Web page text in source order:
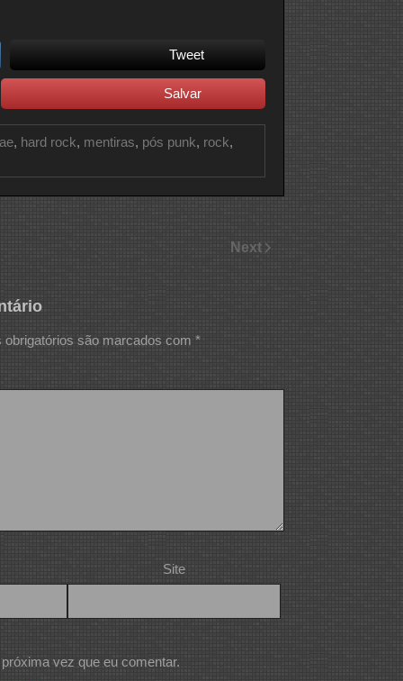
Tweet
Salvar
, hard rock, mentiras, pós punk, rock,
Next
obrigatórios são marcados com *
Site
vez que eu comentar.